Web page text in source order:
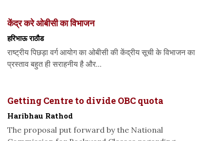
केंद्र करे ओबीसी का विभाजन
हरिभाऊ राठौड
राष्ट्रीय पिछड़ा वर्ग आयोग का ओबीसी की केंद्रीय सूची के विभाजन का
प्रस्ताव बहुत ही सराहनीय है और...
Getting Centre to divide OBC quota
Haribhau Rathod
The proposal put forward by the National